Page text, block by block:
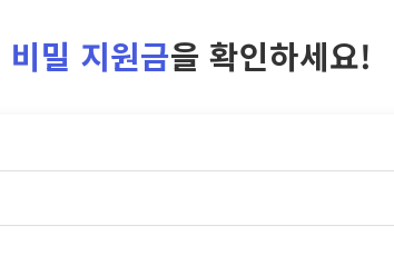
비밀 지원금을 확인하세요!